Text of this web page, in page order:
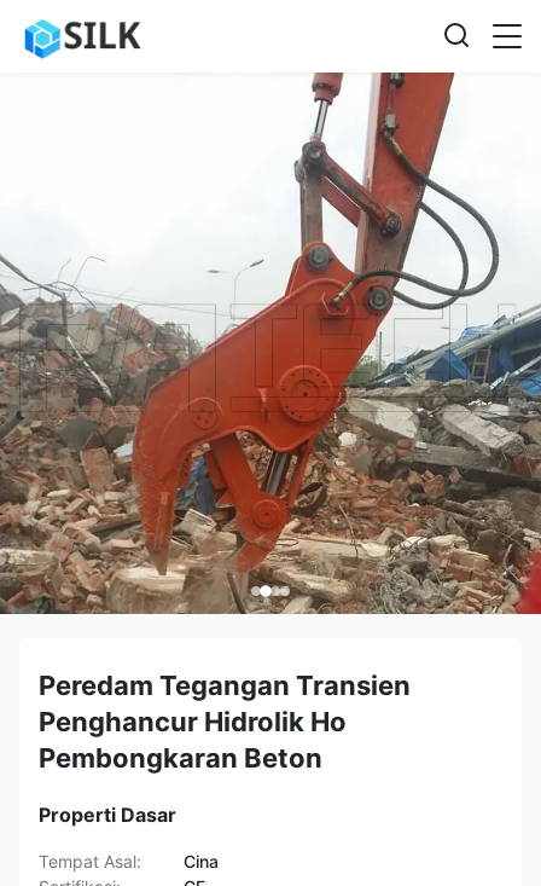
Peredam Tegangan Transien
Penghancur Hidrolik Ho
Pembongkaran Beton
Properti Dasar
Tempat Asal:
Cina